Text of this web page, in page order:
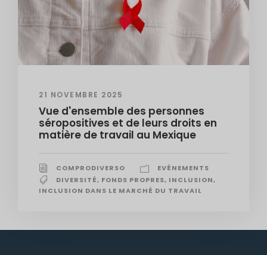
21 NOVEMBRE 2025
Vue d'ensemble des personnes
séropositives et de leurs droits en
matière de travail au Mexique
COMPRODIVERSO
EVÉNEMENTS
DIVERSITÉ, FONDS PROPRES, INCLUSION,
INCLUSION DANS LE MARCHÉ DU TRAVAIL